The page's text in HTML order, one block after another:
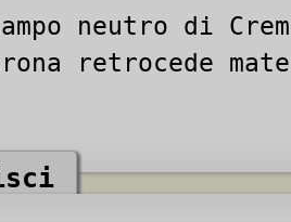
neutro di
retrocede